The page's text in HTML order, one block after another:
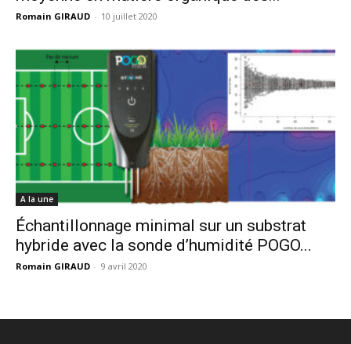
Romain GIRAUD - 10 juillet 2020
A la une
Échantillonnage minimal sur un substrat
hybride avec la sonde d’humidité POGO...
Romain GIRAUD - 9 avril 2020